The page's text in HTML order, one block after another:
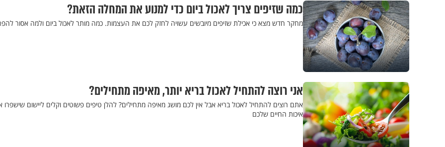
כמה שזיפים צריך לאכול ביום כדי למנוע את המחלה הזאת?
מחקר חדש מצא כי אכילת שזיפים מיובשים עשויה לחזק לכם את העצמות. כמה מותר לאכול ביום ולמה אסור
אני רוצה להתחיל לאכול בריא יותר, מאיפה מתחילים?
אתם רוצים להתחיל לאכול בריא אבל אין לכם מושג מאיפה מתחילים? להלן טיפים פשוטים וקלים ליישום שישפרו
איכות החיים שלכם